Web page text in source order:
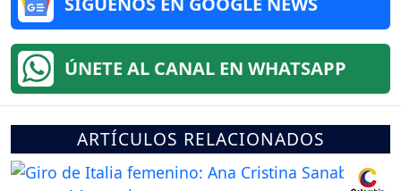
ÚNETE AL CANAL EN WHATSAPP
ARTÍCULOS RELACIONADOS